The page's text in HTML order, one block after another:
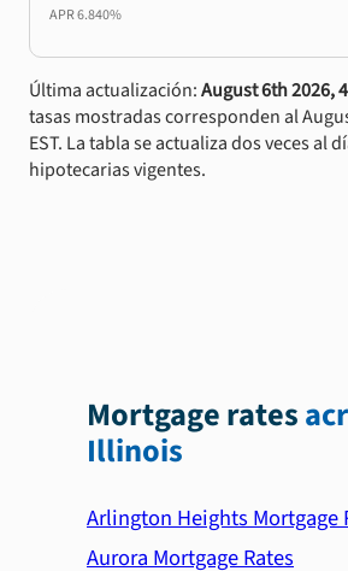
APR6.840%
Última actualización:August 6th 2026,
tasas mostradas corresponden al
EST. La tabla se actualiza dos veces al
hipotecarias vigentes.
Mortgage rates
Illinois
Arlington Heights Mortgage
Aurora Mortgage Rates